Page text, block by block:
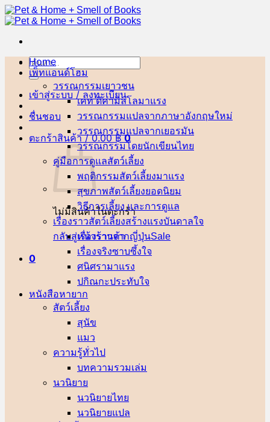
ข้าม
ไป
เนื้อหา
ค้นหา:
เข้าสู่ระบบ / ลงทะเบียน
ชื่นชอบ
ตะกร้าสินค้า /0.00฿ 0
ไม่มีสินค้าในตะกร้า
กลับสู่หน้าร้านค้า
0
Home
เพ็ทแอนด์โฮม
วรรณกรรมเยาวชน
เคท ดิคามิลโล
วรรณกรรมแปลจากภาษาอังกฤษ
วรรณกรรมแปลจากเยอรมัน
วรรณกรรมโดยนักเขียนไทย
คู่มือการดูแลสัตว์เลี้ยง
พฤติกรรมสัตว์เลี้ยง
สุขภาพสัตว์เลี้ยง
วิธีการเลี้ยง และการดูแล
เรื่องราวสัตว์เลี้ยงสร้างแรงบันดาลใจ
เรื่องราวจากญี่ปุ่น
เรื่องจริงซาบซึ้งใจ
ศนิศรา
ปกิณกะประทับใจ
หนังสือหายาก
สัตว์เลี้ยง
สุนัข
แมว
ความรู้ทั่วไป
บทความรวมเล่ม
นวนิยาย
นวนิยายไทย
นวนิยายแปล